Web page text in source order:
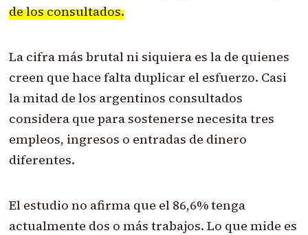
de los consultados.
La cifra más brutal ni siquiera es la de quienes
creen que hace falta duplicar el esfuerzo. Casi
la mitad de los argentinos consultados
considera que para sostenerse necesita tres
empleos, ingresos o entradas de dinero
diferentes.
El estudio no afirma que el 86,6% tenga
actualmente dos o más trabajos. Lo que mide es